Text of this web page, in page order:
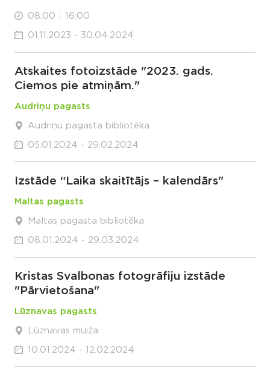
08:00 - 16:00
01.11.2023 - 30.04.2024
Atskaites fotoizstāde "2023. gads.
Ciemos pie atmiņām."
Audriņu pagasts
Audriņu pagasta bibliotēka
05.01.2024 - 29.02.2024
Izstāde “Laika skaitītājs – kalendārs"
Maltas pagasts
Maltas pagasta bibliotēka
08.01.2024 - 29.03.2024
Kristas Svalbonas fotogrāfiju izstāde
"Pārvietošana"
Lūznavas pagasts
Lūznavas muiža
10.01.2024 - 12.02.2024